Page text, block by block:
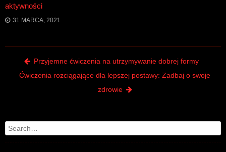
Search
aktywności
31 MARCA, 2021
Post navigation
Przyjemne ćwiczenia na utrzymywanie dobrej formy
Ćwiczenia rozciągające dla lepszej postawy: Zadbaj o swoje
zdrowie